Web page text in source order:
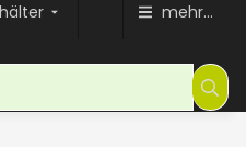
mehr...